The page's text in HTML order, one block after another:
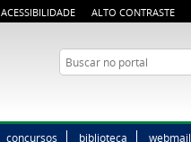
ACESSIBILIDADE ALTO CONTRASTE
Buscar no portal
concursos biblioteca webmail